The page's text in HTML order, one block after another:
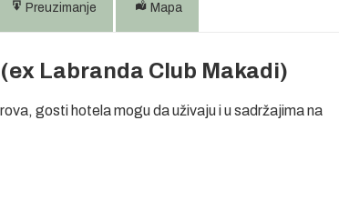
Preuzimanje Mapa
Labranda Club Makadi)
gosti hotela mogu da uživaju i u sadržajima na